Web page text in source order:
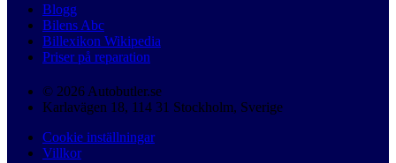
Blogg
Bilens Abc
Billexikon Wikipedia
Priser på reparation
© 2026 Autobutler.se
Karlavägen 18, 114 31 Stockholm, Sverige
Cookie inställningar
Villkor